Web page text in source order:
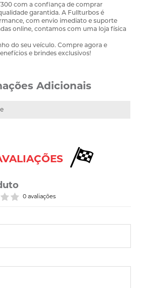
com a confiança de comprar
garantida. A Fullturbos é
com envio imediato e suporte
online, contamos com uma loja física
do seu veículo. Compre agora e
e brindes exclusivos!
Adicionais
0 avaliações